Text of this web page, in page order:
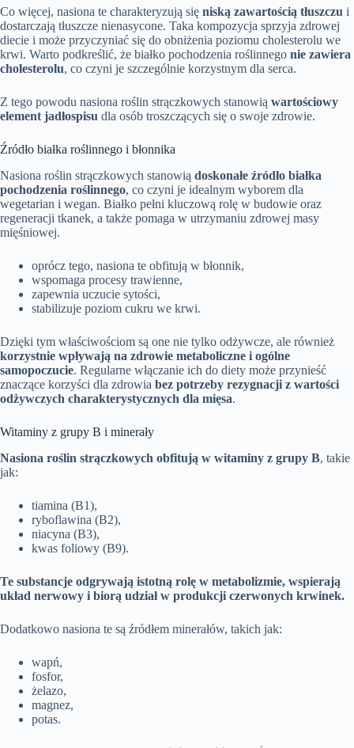
Co więcej, nasiona te charakteryzują się niską zawartością tłuszczu i
dostarczają tłuszcze nienasycone. Taka kompozycja sprzyja zdrowej
diecie i może przyczyniać się do obniżenia poziomu cholesterolu we
krwi. Warto podkreślić, że białko pochodzenia roślinnego nie zawiera
cholesterolu, co czyni je szczególnie korzystnym dla serca.
Z tego powodu nasiona roślin strączkowych stanowią wartościowy
element jadłospisu dla osób troszczących się o swoje zdrowie.
Źródło białka roślinnego i błonnika
Nasiona roślin strączkowych stanowią doskonałe źródło białka
pochodzenia roślinnego, co czyni je idealnym wyborem dla
wegetarian i wegan. Białko pełni kluczową rolę w budowie oraz
regeneracji tkanek, a także pomaga w utrzymaniu zdrowej masy
mięśniowej.
oprócz tego, nasiona te obfitują w błonnik,
wspomaga procesy trawienne,
zapewnia uczucie sytości,
stabilizuje poziom cukru we krwi.
Dzięki tym właściwościom są one nie tylko odżywcze, ale również
korzystnie wpływają na zdrowie metaboliczne i ogólne
samopoczucie. Regularne włączanie ich do diety może przynieść
znaczące korzyści dla zdrowia bez potrzeby rezygnacji z wartości
odżywczych charakterystycznych dla mięsa.
Witaminy z grupy B i minerały
Nasiona roślin strączkowych obfitują w witaminy z grupy B, takie
jak:
tiamina (B1),
ryboflawina (B2),
niacyna (B3),
kwas foliowy (B9).
Te substancje odgrywają istotną rolę w metabolizmie, wspierają
układ nerwowy i biorą udział w produkcji czerwonych krwinek.
Dodatkowo nasiona te są źródłem minerałów, takich jak:
wapń,
fosfor,
żelazo,
magnez,
potas.